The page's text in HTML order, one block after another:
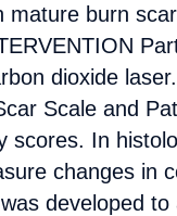
mature burn
dioxide
Scale and
scores. In
changes in
developed